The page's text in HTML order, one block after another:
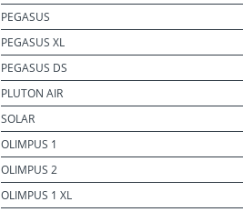
PEGASUS
PEGASUS XL
PEGASUS DS
PLUTON AIR
SOLAR
OLIMPUS 1
OLIMPUS 2
OLIMPUS 1 XL